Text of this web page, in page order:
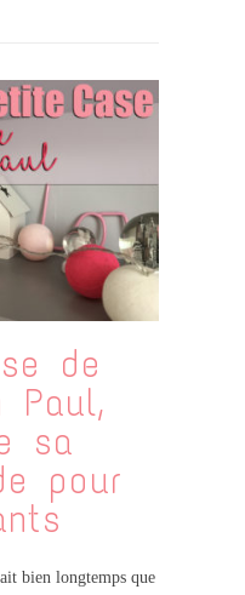
de
Paul,
sa
pour
bien longtemps que